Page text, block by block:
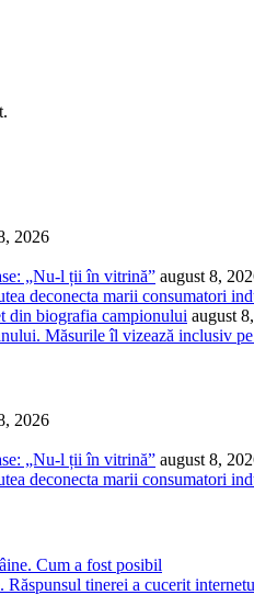
2026
„Nu-l ții în vitrină” august 8,
deconecta marii consumatori
din biografia campionului august
Măsurile îl vizează inclusiv
2026
„Nu-l ții în vitrină” august 8,
deconecta marii consumatori
Cum a fost posibil
tinerei a cucerit